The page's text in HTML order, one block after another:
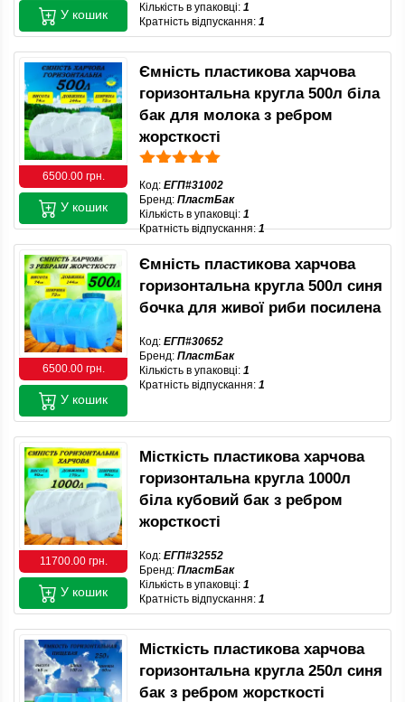
Кількість в упаковці: 1
Кратність відпускання: 1
У кошик
6500.00 грн.
Ємність пластикова харчова
горизонтальна кругла 500л біла
бак для молока з ребром
жорсткості
Код: ЕГП#31002
Бренд: ПластБак
Кількість в упаковці: 1
Кратність відпускання:1
У кошик
6500.00 грн.
Ємність пластикова харчова
горизонтальна кругла 500л синя
бочка для живої риби посилена
Код: ЕГП#30652
Бренд: ПластБак
Кількість в упаковці: 1
Кратність відпускання: 1
У кошик
11700.00 грн.
Місткість пластикова харчова
горизонтальна кругла 1000л
біла кубовий бак з ребром
жорсткості
Код: ЕГП#32552
Бренд: ПластБак
Кількість в упаковці: 1
Кратність відпускання: 1
У кошик
Місткість пластикова харчова
горизонтальна кругла 250л синя
бак з ребром жорсткості